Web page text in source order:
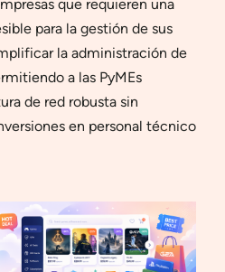
que requieren una
para la gestión de sus
la administración de
a las PyMEs
de red robusta sin
en personal técnico